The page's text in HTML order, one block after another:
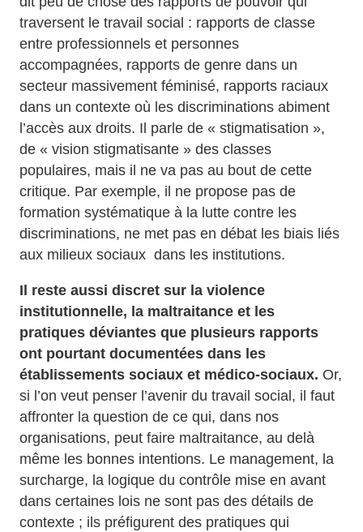
traversent le travail social : rapports de classe
entre professionnels et personnes
accompagnées, rapports de genre dans un
secteur massivement féminisé, rapports raciaux
dans un contexte où les discriminations abiment
l’accès aux droits. Il parle de « stigmatisation »,
de « vision stigmatisante » des classes
populaires, mais il ne va pas au bout de cette
critique. Par exemple, il ne propose pas de
formation systématique à la lutte contre les
discriminations, ne met pas en débat les biais liés
aux milieux sociaux dans les institutions.
Il reste aussi discret sur la violence
institutionnelle, la maltraitance et les
pratiques déviantes que plusieurs rapports
ont pourtant documentées dans les
établissements sociaux et médico‑sociaux. Or,
si l’on veut penser l’avenir du travail social, il faut
affronter la question de ce qui, dans nos
organisations, peut faire maltraitance, au delà
même les bonnes intentions. Le management, la
surcharge, la logique du contrôle mise en avant
dans certaines lois ne sont pas des détails de
contexte ; ils préfigurent des pratiques qui